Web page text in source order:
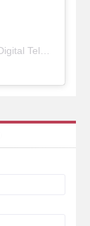
Uma publicação compartilhada por Brasil Digital Telecom (@brasildigitaltelecom)